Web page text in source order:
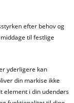
efter behov og
til festlige
yderligere kan
din markise ikke
element i din udendørs